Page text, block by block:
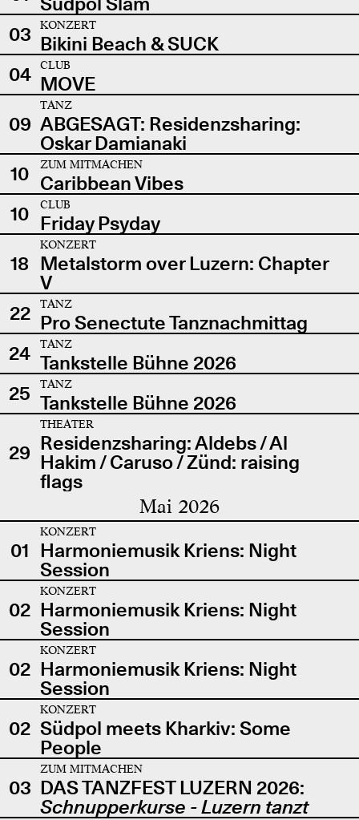
03
KONZERT
Bikini Beach & SUCK
04
CLUB
MOVE
09
TANZ
ABGESAGT: Residenzsharing:
Oskar Damianaki
10
ZUM MITMACHEN
Caribbean Vibes
10
CLUB
Friday Psyday
18
KONZERT
Metalstorm over Luzern: Chapter
V
22
TANZ
Pro Senectute Tanznachmittag
24
TANZ
Tankstelle Bühne 2026
25
TANZ
Tankstelle Bühne 2026
29
THEATER
Residenzsharing: Aldebs / Al
Hakim / Caruso / Zünd: raising
flags
Mai 2026
01
KONZERT
Harmoniemusik Kriens: Night
Session
02
KONZERT
Harmoniemusik Kriens: Night
Session
02
KONZERT
Harmoniemusik Kriens: Night
Session
02
KONZERT
Südpol meets Kharkiv: Some
People
03
ZUM MITMACHEN
DAS TANZFEST LUZERN 2026:
Schnupperkurse - Luzern tanzt